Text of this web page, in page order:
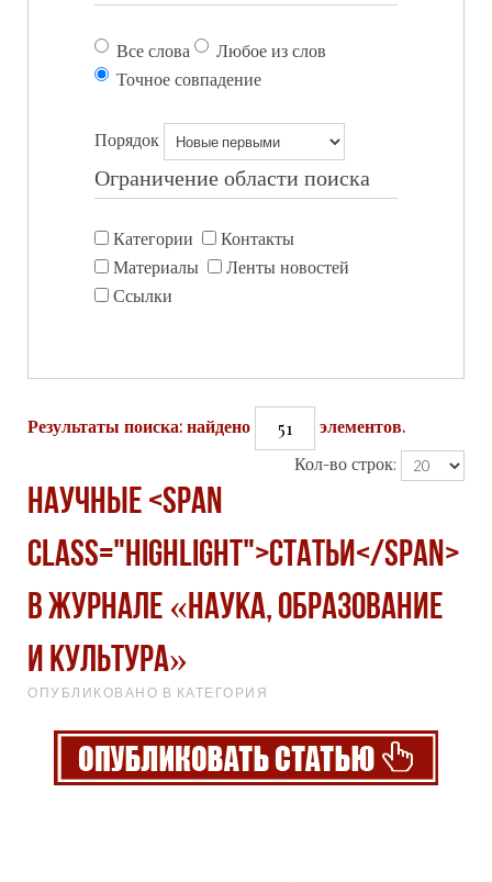
Все слова
Любое из слов
Точное совпадение
Порядок
Ограничение области поиска
Категории
Контакты
Материалы
Ленты новостей
Ссылки
Результаты поиска: найдено 51
элементов.
Кол-во строк:
Научные <span
class="highlight">статьи</span>
в журнале «Наука, образование
и культура»
ОПУБЛИКОВАНО В КАТЕГОРИЯ